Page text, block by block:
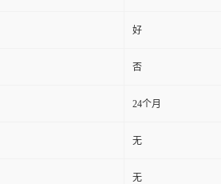
好
否
24个月
无
无